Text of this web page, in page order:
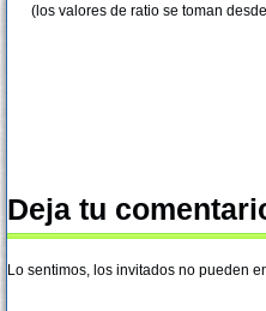
(los valores de ratio se toman
Deja tu
Lo sentimos, los invitados no pueden